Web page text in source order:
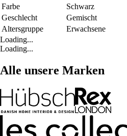
Farbe
Schwarz
Geschlecht
Gemischt
Altersgruppe
Erwachsene
Loading...
Loading...
Alle unsere Marken